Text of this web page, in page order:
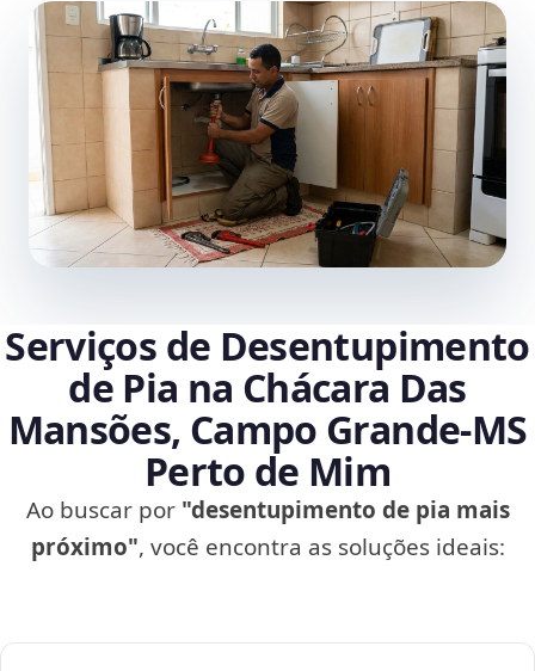
Serviços de Desentupimento
de Pia na Chácara Das
Mansões, Campo Grande‑MS
Perto de Mim
Ao buscar por "desentupimento de pia mais
próximo", você encontra as soluções ideais: